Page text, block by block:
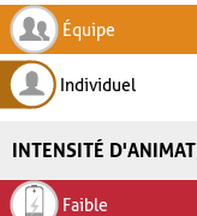
Équipe
Individuel
INTENSITÉ
Faible